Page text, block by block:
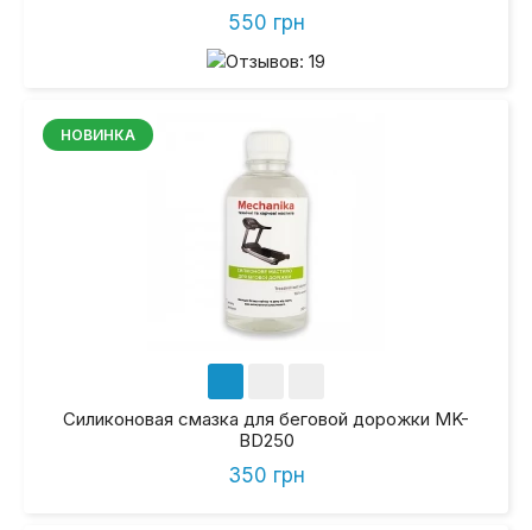
550 грн
НОВИНКА
Силиконовая смазка для беговой дорожки MK-
BD250
350 грн